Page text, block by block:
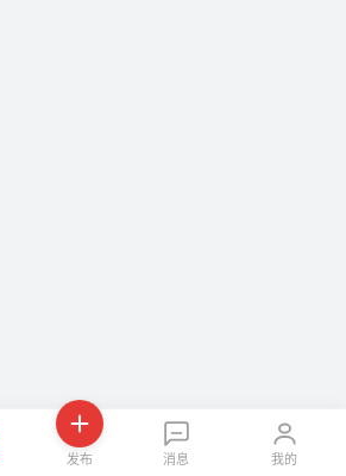
发布 消息 我的